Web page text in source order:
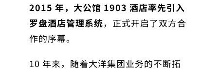
2015 年， 大公馆 1903 酒店率先引入
罗盘酒店管理系统，正式开启了双方合
作的序幕。
10 年来，随着大洋集团业务的不断拓